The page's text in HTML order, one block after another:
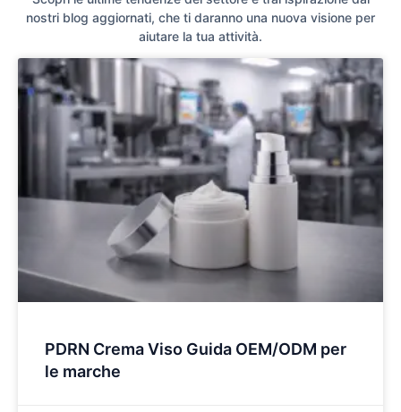
nostri blog aggiornati, che ti daranno una nuova visione per
aiutare la tua attività.
PDRN Crema Viso Guida OEM/ODM per
le marche